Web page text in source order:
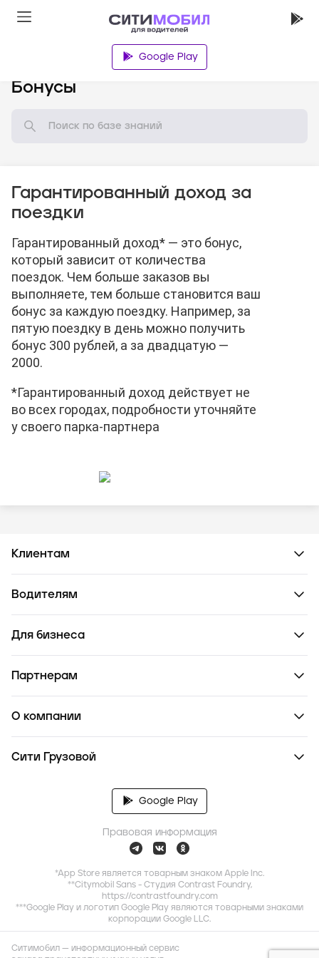
Google Play
Бонусы
Гарантированный доход за
поездки
Гарантированный доход* — это бонус,
который зависит от количества
поездок. Чем больше заказов вы
выполняете, тем больше становится ваш
бонус за каждую поездку. Например, за
пятую поездку в день можно получить
бонус 300 рублей, а за двадцатую —
2000.
*Гарантированный доход действует не
во всех городах, подробности уточняйте
у своего парка-партнера
Клиентам
Водителям
Для бизнеса
Партнерам
О компании
Сити Грузовой
Google Play
Правовая информация
*App Store является товарным знаком Apple Inc.
**Citymobil Sans - Студия Contrast Foundry,
https://contrastfoundry.com
***Google Play и логотип Google Play являются товарными знаками
корпорации Google LLC.
Ситимобил — информационный сервис